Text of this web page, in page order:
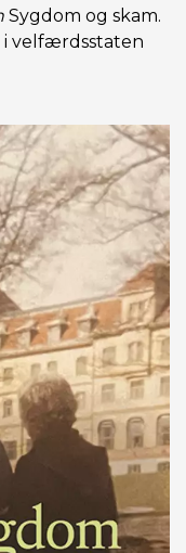
Sygdom og skam.
i velfærdsstaten